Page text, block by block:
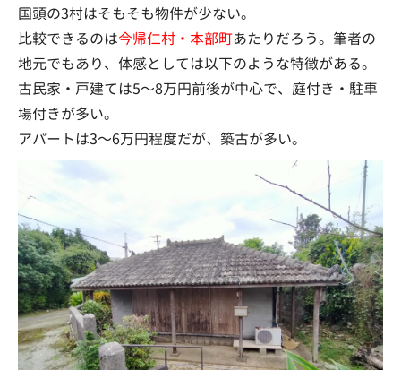
国頭の3村はそもそも物件が少ない。
比較できるのは今帰仁村・本部町あたりだろう。筆者の
地元でもあり、体感としては以下のような特徴がある。
古民家・戸建ては5〜8万円前後が中心で、庭付き・駐車
場付きが多い。
アパートは3〜6万円程度だが、築古が多い。